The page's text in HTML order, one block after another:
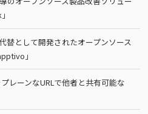
として開発されたオープンソース
」
レーンなURLで他者と共有可能な